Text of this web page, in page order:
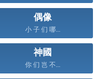
偶像
小 子 们 哪...
神國
你 们 岂 不...